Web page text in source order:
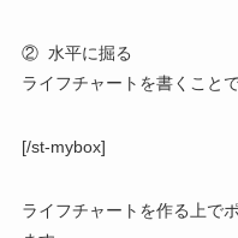
② 水平に掘る
ライフチャートを書くこと
[/st-mybox]
ライフチャートを作る上で